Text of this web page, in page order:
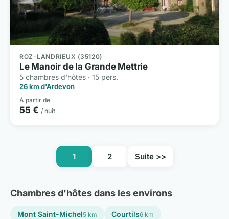
ROZ-LANDRIEUX (35120)
Le Manoir de la Grande Mettrie
5 chambres d'hôtes · 15 pers.
26 km d'Ardevon
À partir de
55 € / nuit
1 2 Suite >>
Chambres d'hôtes dans les environs
Mont Saint-Michel5 km Courtils6 km